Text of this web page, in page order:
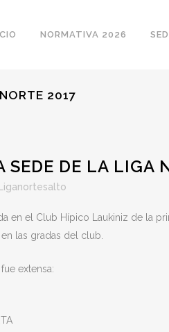
NORMATIVA 2026
2017
SEDE DE LA LIGA
Liganortesalto
en el Club Hípico Laukiniz de la
las gradas del club.
fue extensa: